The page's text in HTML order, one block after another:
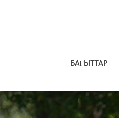
БАҒЫТТАР